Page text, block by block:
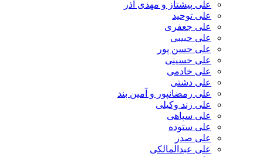
علی پیشتاز و مهدی آذر
علی توحید
علی جعفری
علی حبیبی
علی حسن پور
علی حسینی
علی خادمی
علی دشتی
علی رمضانپور و آمین بند
علی زند وکیلی
علی سپاهی
علی ستوده
علی صدر
علی عبدالمالکی